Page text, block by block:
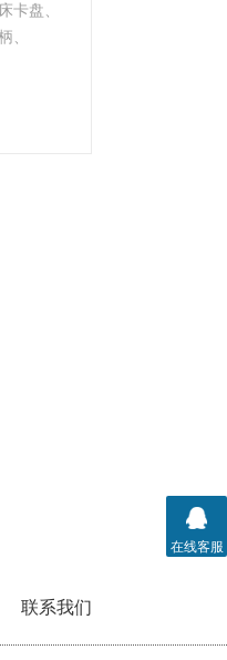
卡盘、
、
联系我们
在线客服